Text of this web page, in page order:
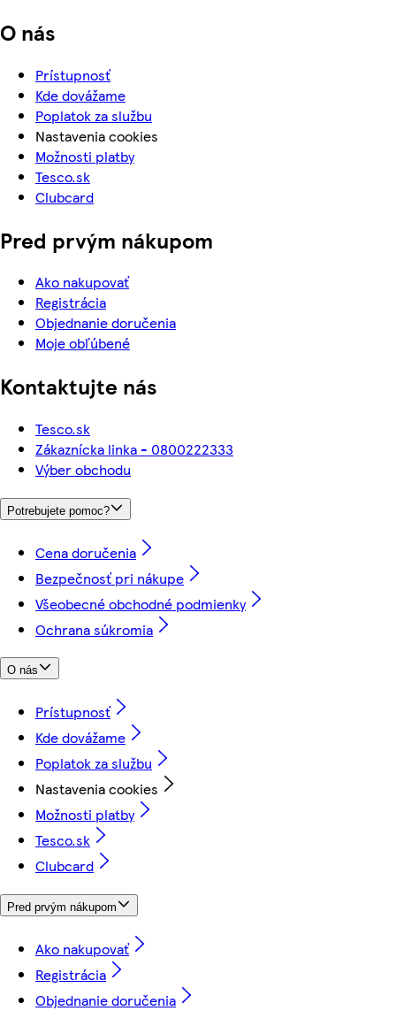
O nás
Prístupnosť
Kde dovážame
Poplatok za službu
Nastavenia cookies
Možnosti platby
Tesco.sk
Clubcard
Pred prvým nákupom
Ako nakupovať
Registrácia
Objednanie doručenia
Moje obľúbené
Kontaktujte nás
Tesco.sk
Zákaznícka linka - 0800222333
Výber obchodu
Potrebujete pomoc?
Cena doručenia
Bezpečnosť pri nákupe
Všeobecné obchodné podmienky
Ochrana súkromia
O nás
Prístupnosť
Kde dovážame
Poplatok za službu
Nastavenia cookies
Možnosti platby
Tesco.sk
Clubcard
Pred prvým nákupom
Ako nakupovať
Registrácia
Objednanie doručenia